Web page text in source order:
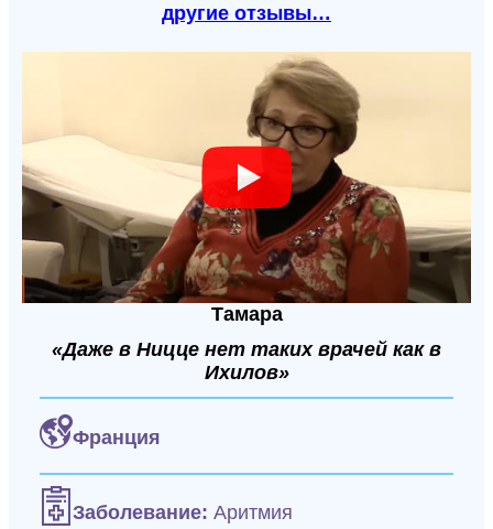
другие отзывы…
Тамара
«Даже в Ницце нет таких врачей как в
Ихилов»
Франция
Заболевание: Аритмия